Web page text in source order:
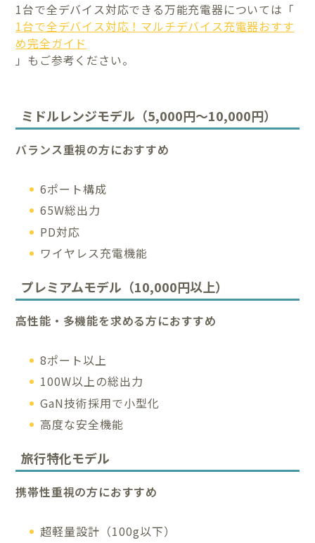
1台で全デバイス対応できる万能充電器については「
1台で全デバイス対応！マルチデバイス充電器おすす
め完全ガイド
」もご参考ください。
ミドルレンジモデル（5,000円〜10,000円）
バランス重視の方におすすめ
6ポート構成
65W総出力
PD対応
ワイヤレス充電機能
プレミアムモデル（10,000円以上）
高性能・多機能を求める方におすすめ
8ポート以上
100W以上の総出力
GaN技術採用で小型化
高度な安全機能
旅行特化モデル
携帯性重視の方におすすめ
超軽量設計（100g以下）